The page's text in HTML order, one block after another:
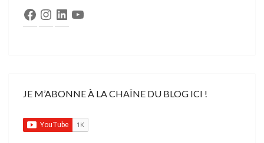
Facebook
Instagram
LinkedInYouTube
JE M’ABONNE À LA CHAÎNE DU BLOG ICI !